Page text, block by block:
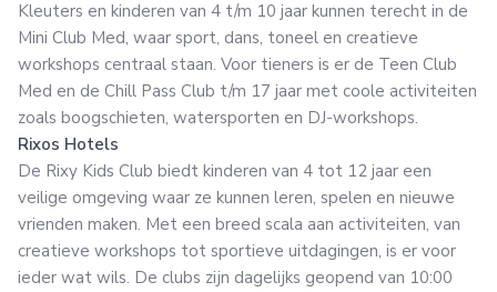
Kleuters en kinderen van 4 t/m 10 jaar kunnen terecht in de
Mini Club Med, waar sport, dans, toneel en creatieve
workshops centraal staan. Voor tieners is er de Teen Club
Med en de Chill Pass Club t/m 17 jaar met coole activiteiten
zoals boogschieten, watersporten en DJ-workshops.
Rixos Hotels
De Rixy Kids Club biedt kinderen van 4 tot 12 jaar een
veilige omgeving waar ze kunnen leren, spelen en nieuwe
vrienden maken. Met een breed scala aan activiteiten, van
creatieve workshops tot sportieve uitdagingen, is er voor
ieder wat wils. De clubs zijn dagelijks geopend van 10:00